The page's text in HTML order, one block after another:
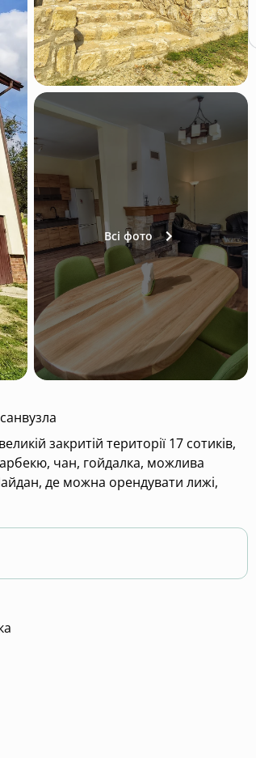
Всі фото
закритій території 17 сотиків,
чан, гойдалка, можлива
де можна орендувати лижі,